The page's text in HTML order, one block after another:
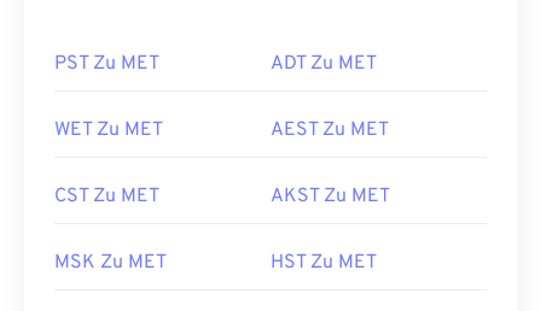
PST Zu MET ADT Zu MET
WET Zu MET AEST Zu MET
CST Zu MET AKST Zu MET
MSK Zu MET HST Zu MET